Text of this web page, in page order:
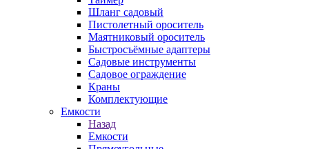
Шланг садовый
Пистолетный ороситель
Маятниковый ороситель
Быстросъёмные адаптеры
Садовые инструменты
Садовое ограждение
Краны
Комплектующие
Емкости
Назад
Емкости